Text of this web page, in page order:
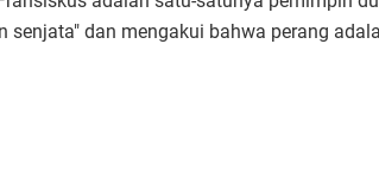
senjata" dan mengakui bahwa perang